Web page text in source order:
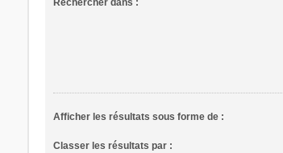
Rechercher dans :
Afficher les résultats sous forme de :
Classer les résultats par :